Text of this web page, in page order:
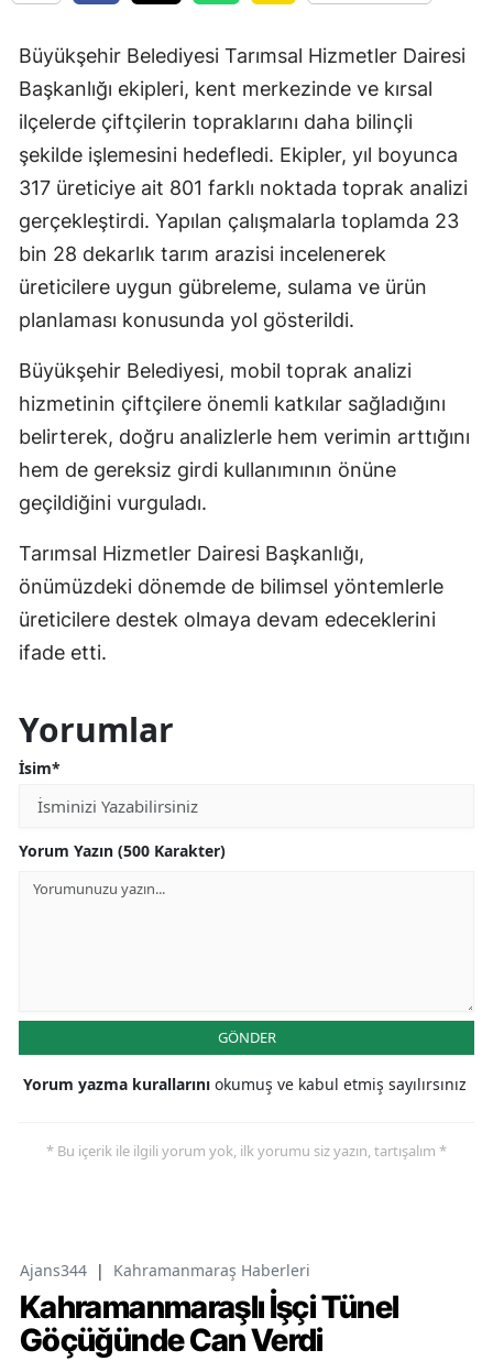
Büyükşehir Belediyesi Tarımsal Hizmetler Dairesi
Başkanlığı ekipleri, kent merkezinde ve kırsal
ilçelerde çiftçilerin topraklarını daha bilinçli
şekilde işlemesini hedefledi. Ekipler, yıl boyunca
317 üreticiye ait 801 farklı noktada toprak analizi
gerçekleştirdi. Yapılan çalışmalarla toplamda 23
bin 28 dekarlık tarım arazisi incelenerek
üreticilere uygun gübreleme, sulama ve ürün
planlaması konusunda yol gösterildi.
Büyükşehir Belediyesi, mobil toprak analizi
hizmetinin çiftçilere önemli katkılar sağladığını
belirterek, doğru analizlerle hem verimin arttığını
hem de gereksiz girdi kullanımının önüne
geçildiğini vurguladı.
Tarımsal Hizmetler Dairesi Başkanlığı,
önümüzdeki dönemde de bilimsel yöntemlerle
üreticilere destek olmaya devam edeceklerini
ifade etti.
Yorumlar
İsim*
Yorum Yazın (500 Karakter)
GÖNDER
Yorum yazma kurallarını okumuş ve kabul etmiş sayılırsınız
* Bu içerik ile ilgili yorum yok, ilk yorumu siz yazın, tartışalım *
Ajans344 | Kahramanmaraş Haberleri
Kahramanmaraşlı İşçi Tünel
Göçüğünde Can Verdi